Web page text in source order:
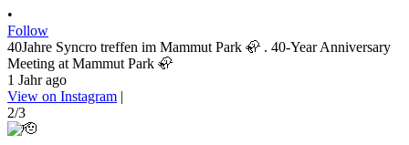
•
Follow
40Jahre Syncro treffen im Mammut Park 🦣 . 40-Year Anniversary
Meeting at Mammut Park 🦣
1 Jahr ago
View on Instagram |
2/3